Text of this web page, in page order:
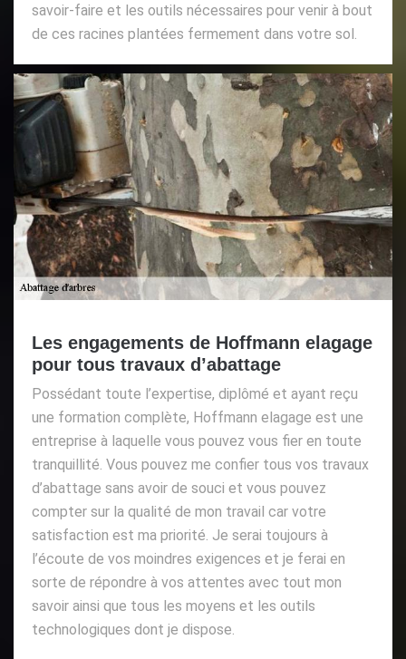
savoir-faire et les outils nécessaires pour venir à bout
de ces racines plantées fermement dans votre sol.
Les engagements de Hoffmann elagage
pour tous travaux d’abattage
Possédant toute l’expertise, diplômé et ayant reçu
une formation complète, Hoffmann elagage est une
entreprise à laquelle vous pouvez vous fier en toute
tranquillité. Vous pouvez me confier tous vos travaux
d’abattage sans avoir de souci et vous pouvez
compter sur la qualité de mon travail car votre
satisfaction est ma priorité. Je serai toujours à
l’écoute de vos moindres exigences et je ferai en
sorte de répondre à vos attentes avec tout mon
savoir ainsi que tous les moyens et les outils
technologiques dont je dispose.